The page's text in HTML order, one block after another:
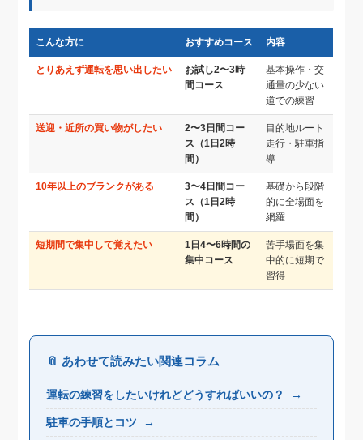
こんな方に おすすめコース 内容
とりあえず運転を思い出したい
お試し2〜3時
間コース
基本操作・交
通量の少ない
道での練習
送迎・近所の買い物がしたい
2〜3日間コー
ス（1日2時
間）
目的地ルート
走行・駐車指
導
10年以上のブランクがある
3〜4日間コー
ス（1日2時
間）
基礎から段階
的に全場面を
網羅
短期間で集中して覚えたい
1日4〜6時間の
集中コース
苦手場面を集
中的に短期で
習得
📎 あわせて読みたい関連コラム
運転の練習をしたいけれどどうすればいいの？ →
駐車の手順とコツ →